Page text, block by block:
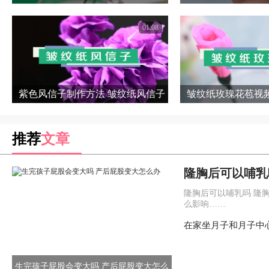
紫色风信子制作方法 皱纹纸风信子
01:08
皱纹纸玫瑰花苞视
推荐文章
生完孩子屁股会变大吗 产后屁股变大怎么
隆胸后可以哺
对宝宝有什么
隆胸后可以哺乳吗 隆
么影响……
在家坐月子和月子中